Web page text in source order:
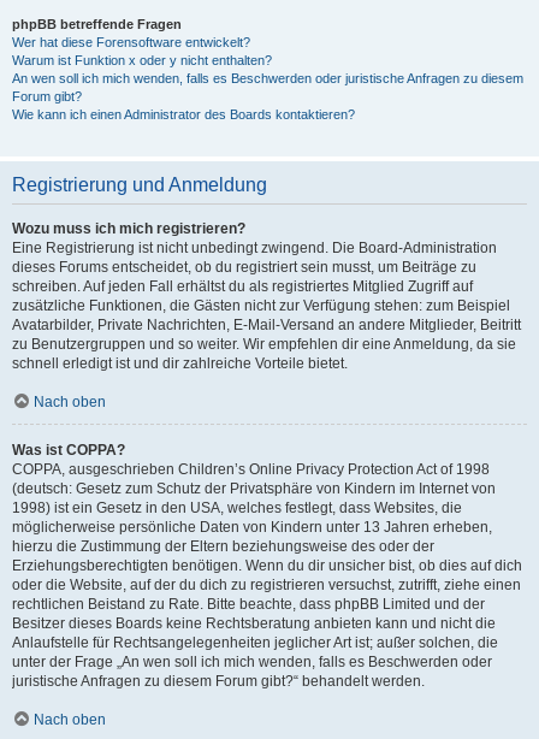
phpBB betreffende Fragen
Wer hat diese Forensoftware entwickelt?
Warum ist Funktion x oder y nicht enthalten?
An wen soll ich mich wenden, falls es Beschwerden oder juristische Anfragen zu diesem
Forum gibt?
Wie kann ich einen Administrator des Boards kontaktieren?
Registrierung und Anmeldung
Wozu muss ich mich registrieren?
Eine Registrierung ist nicht unbedingt zwingend. Die Board-Administration
dieses Forums entscheidet, ob du registriert sein musst, um Beiträge zu
schreiben. Auf jeden Fall erhältst du als registriertes Mitglied Zugriff auf
zusätzliche Funktionen, die Gästen nicht zur Verfügung stehen: zum Beispiel
Avatarbilder, Private Nachrichten, E-Mail-Versand an andere Mitglieder, Beitritt
zu Benutzergruppen und so weiter. Wir empfehlen dir eine Anmeldung, da sie
schnell erledigt ist und dir zahlreiche Vorteile bietet.
Nach oben
Was ist COPPA?
COPPA, ausgeschrieben Children’s Online Privacy Protection Act of 1998
(deutsch: Gesetz zum Schutz der Privatsphäre von Kindern im Internet von
1998) ist ein Gesetz in den USA, welches festlegt, dass Websites, die
möglicherweise persönliche Daten von Kindern unter 13 Jahren erheben,
hierzu die Zustimmung der Eltern beziehungsweise des oder der
Erziehungsberechtigten benötigen. Wenn du dir unsicher bist, ob dies auf dich
oder die Website, auf der du dich zu registrieren versuchst, zutrifft, ziehe einen
rechtlichen Beistand zu Rate. Bitte beachte, dass phpBB Limited und der
Besitzer dieses Boards keine Rechtsberatung anbieten kann und nicht die
Anlaufstelle für Rechtsangelegenheiten jeglicher Art ist; außer solchen, die
unter der Frage „An wen soll ich mich wenden, falls es Beschwerden oder
juristische Anfragen zu diesem Forum gibt?“ behandelt werden.
Nach oben